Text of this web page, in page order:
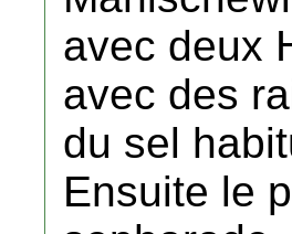
avec deux
avec des
du sel
Ensuite le